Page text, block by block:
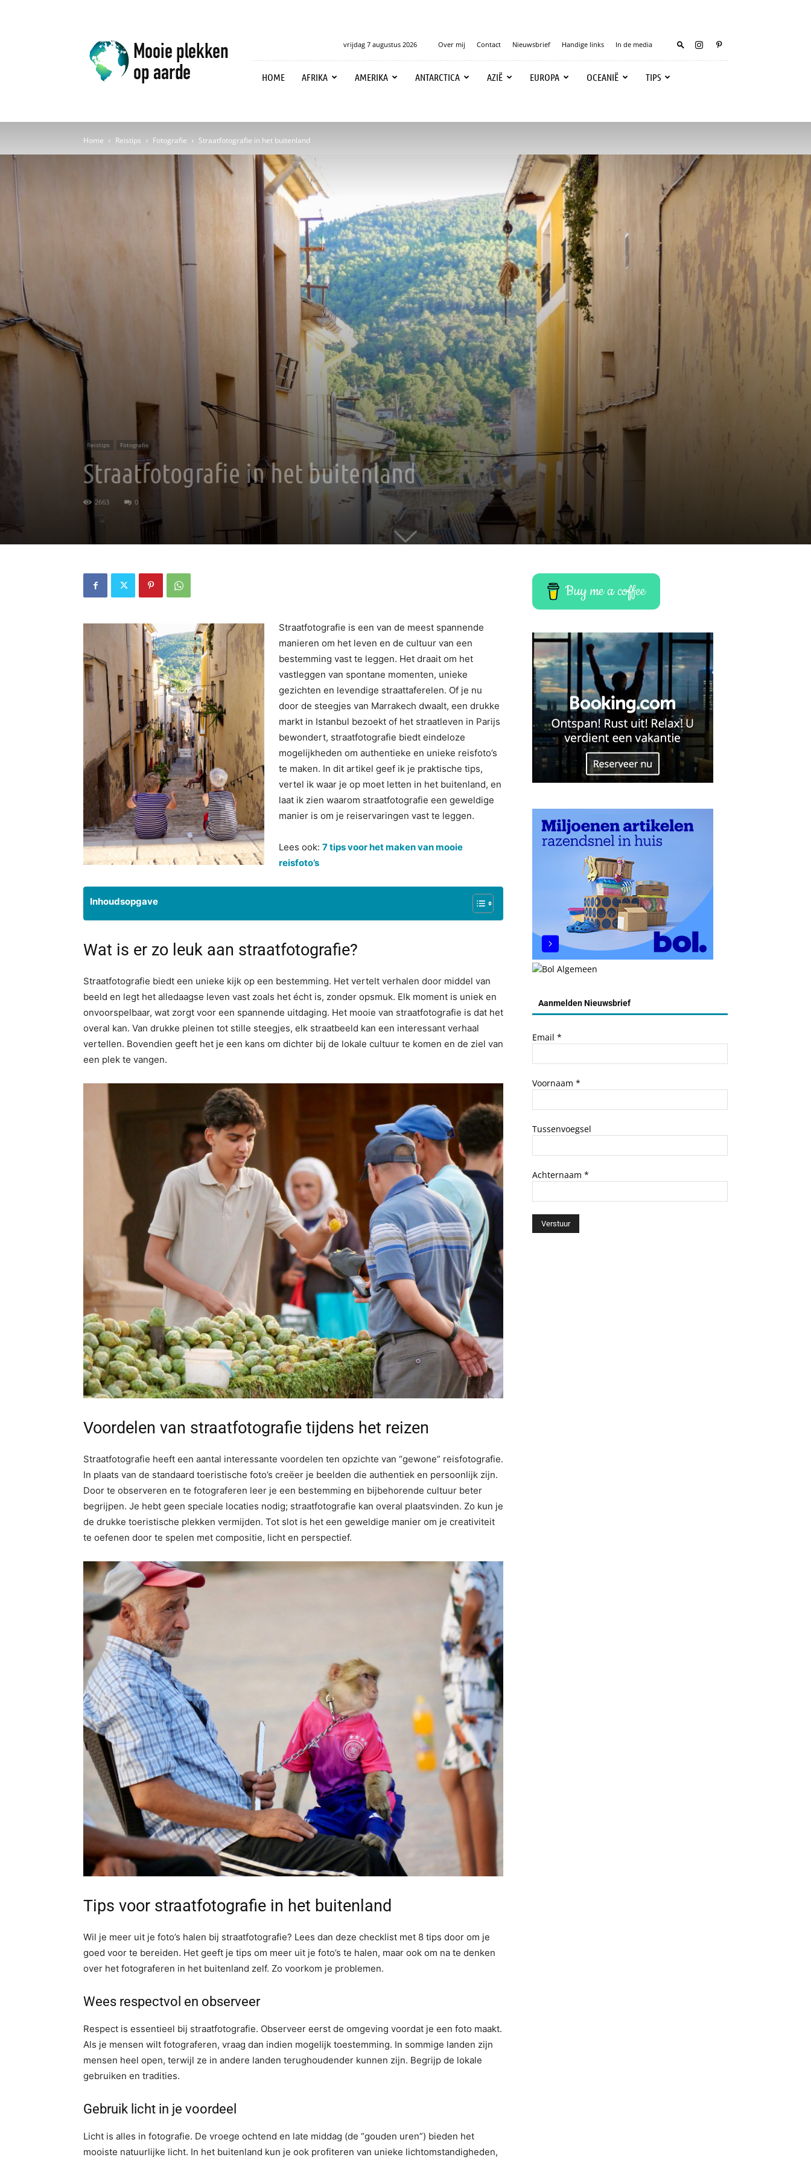
Mooie
plekken
op
aarde
vrijdag 7 augustus 2026 Over mij Contact Nieuwsbrief Handige links In de media
HOME AFRIKA AMERIKA ANTARCTICA AZIË EUROPA OCEANIË TIPS
Home Reistips Fotografie Straatfotografie in het buitenland
Reistips Fotografie
Straatfotografie in het buitenland
2663 0
Straatfotografie is een van de meest spannende
manieren om het leven en de cultuur van een
bestemming vast te leggen. Het draait om het
vastleggen van spontane momenten, unieke
gezichten en levendige straattaferelen. Of je nu
door de steegjes van Marrakech dwaalt, een drukke
markt in Istanbul bezoekt of het straatleven in Parijs
bewondert, straatfotografie biedt eindeloze
mogelijkheden om authentieke en unieke reisfoto’s
te maken. In dit artikel geef ik je praktische tips,
vertel ik waar je op moet letten in het buitenland, en
laat ik zien waarom straatfotografie een geweldige
manier is om je reiservaringen vast te leggen.
Lees ook: 7 tips voor het maken van mooie
reisfoto’s
Inhoudsopgave
Wat is er zo leuk aan straatfotografie?
Straatfotografie biedt een unieke kijk op een bestemming. Het vertelt verhalen door middel van
beeld en legt het alledaagse leven vast zoals het écht is, zonder opsmuk. Elk moment is uniek en
onvoorspelbaar, wat zorgt voor een spannende uitdaging. Het mooie van straatfotografie is dat het
overal kan. Van drukke pleinen tot stille steegjes, elk straatbeeld kan een interessant verhaal
vertellen. Bovendien geeft het je een kans om dichter bij de lokale cultuur te komen en de ziel van
een plek te vangen.
Voordelen van straatfotografie tijdens het reizen
Straatfotografie heeft een aantal interessante voordelen ten opzichte van “gewone” reisfotografie.
In plaats van de standaard toeristische foto’s creëer je beelden die authentiek en persoonlijk zijn.
Door te observeren en te fotograferen leer je een bestemming en bijbehorende cultuur beter
begrijpen. Je hebt geen speciale locaties nodig; straatfotografie kan overal plaatsvinden. Zo kun je
de drukke toeristische plekken vermijden. Tot slot is het een geweldige manier om je creativiteit
te oefenen door te spelen met compositie, licht en perspectief.
Tips voor straatfotografie in het buitenland
Wil je meer uit je foto’s halen bij straatfotografie? Lees dan deze checklist met 8 tips door om je
goed voor te bereiden. Het geeft je tips om meer uit je foto’s te halen, maar ook om na te denken
over het fotograferen in het buitenland zelf. Zo voorkom je problemen.
Wees respectvol en observeer
Respect is essentieel bij straatfotografie. Observeer eerst de omgeving voordat je een foto maakt.
Als je mensen wilt fotograferen, vraag dan indien mogelijk toestemming. In sommige landen zijn
mensen heel open, terwijl ze in andere landen terughoudender kunnen zijn. Begrijp de lokale
gebruiken en tradities.
Gebruik licht in je voordeel
Licht is alles in fotografie. De vroege ochtend en late middag (de “gouden uren”) bieden het
mooiste natuurlijke licht. In het buitenland kun je ook profiteren van unieke lichtomstandigheden,
Buy me a coffee
Aanmelden Nieuwsbrief
Email *
Voornaam *
Tussenvoegsel
Achternaam *